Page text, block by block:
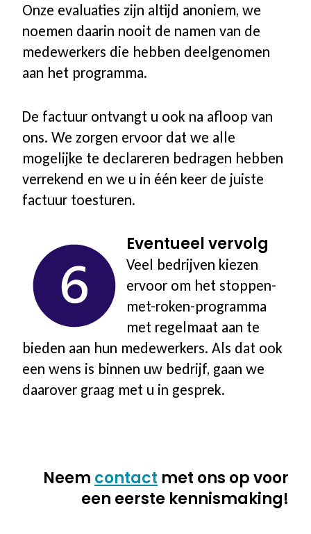
Onze evaluaties zijn altijd anoniem, we
noemen daarin nooit de namen van de
medewerkers die hebben deelgenomen
aan het programma.
De factuur ontvangt u ook na afloop van
ons. We zorgen ervoor dat we alle
mogelijke te declareren bedragen hebben
verrekend en we u in één keer de juiste
factuur toesturen.
Eventueel vervolg
Veel bedrijven kiezen
ervoor om het stoppen-
met-roken-programma
met regelmaat aan te
bieden aan hun medewerkers. Als dat ook
een wens is binnen uw bedrijf, gaan we
daarover graag met u in gesprek.
Neem contact met ons op voor
een eerste kennismaking!